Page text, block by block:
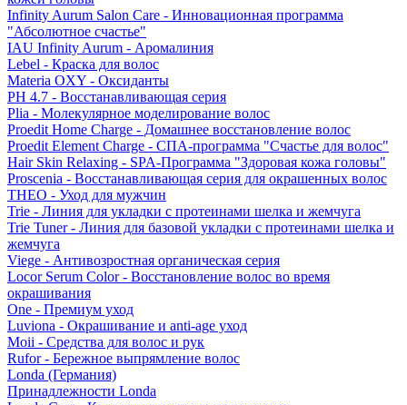
Infinity Aurum Salon Care - Инновационная программа
"Абсолютное счастье"
IAU Infinity Aurum - Аромалиния
Lebel - Краска для волос
Materia OXY - Оксиданты
PH 4.7 - Восстанавливающая серия
Plia - Молекулярное моделирование волос
Proedit Home Charge - Домашнее восстановление волос
Proedit Element Charge - СПА-программа "Счастье для волос"
Hair Skin Relaxing - SPA-Программа "Здоровая кожа головы"
Proscenia - Восстанавливающая серия для окрашенных волос
THEO - Уход для мужчин
Trie - Линия для укладки с протеинами шелка и жемчуга
Trie Tuner - Линия для базовой укладки с протеинами шелка и
жемчуга
Viege - Антивозростная органическая серия
Locor Serum Color - Восстановление волос во время
окрашивания
One - Премиум уход
Luviona - Окрашивание и anti-age уход
Moii - Средства для волос и рук
Rufor - Бережное выпрямление волос
Londa (Германия)
Принадлежности Londa